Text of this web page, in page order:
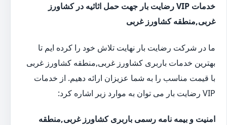
خدمات VIP رضایت بار جهت حمل اثاثیه در کشاورز
غربی,منطقه کشاورز غربی
ما در شرکت رضایت بار نهایت تلاش خود را کرده ایم تا
بهترین خدمات باربری کشاورز غربی,منطقه کشاورز غربی
با قیمت مناسب را به شما عزیزان ارائه دهیم. از خدمات
VIP رضایت بار می توان به موارد زیر اشاره کرد:
امنیت و بیمه نامه رسمی باربری کشاورز غربی,منطقه